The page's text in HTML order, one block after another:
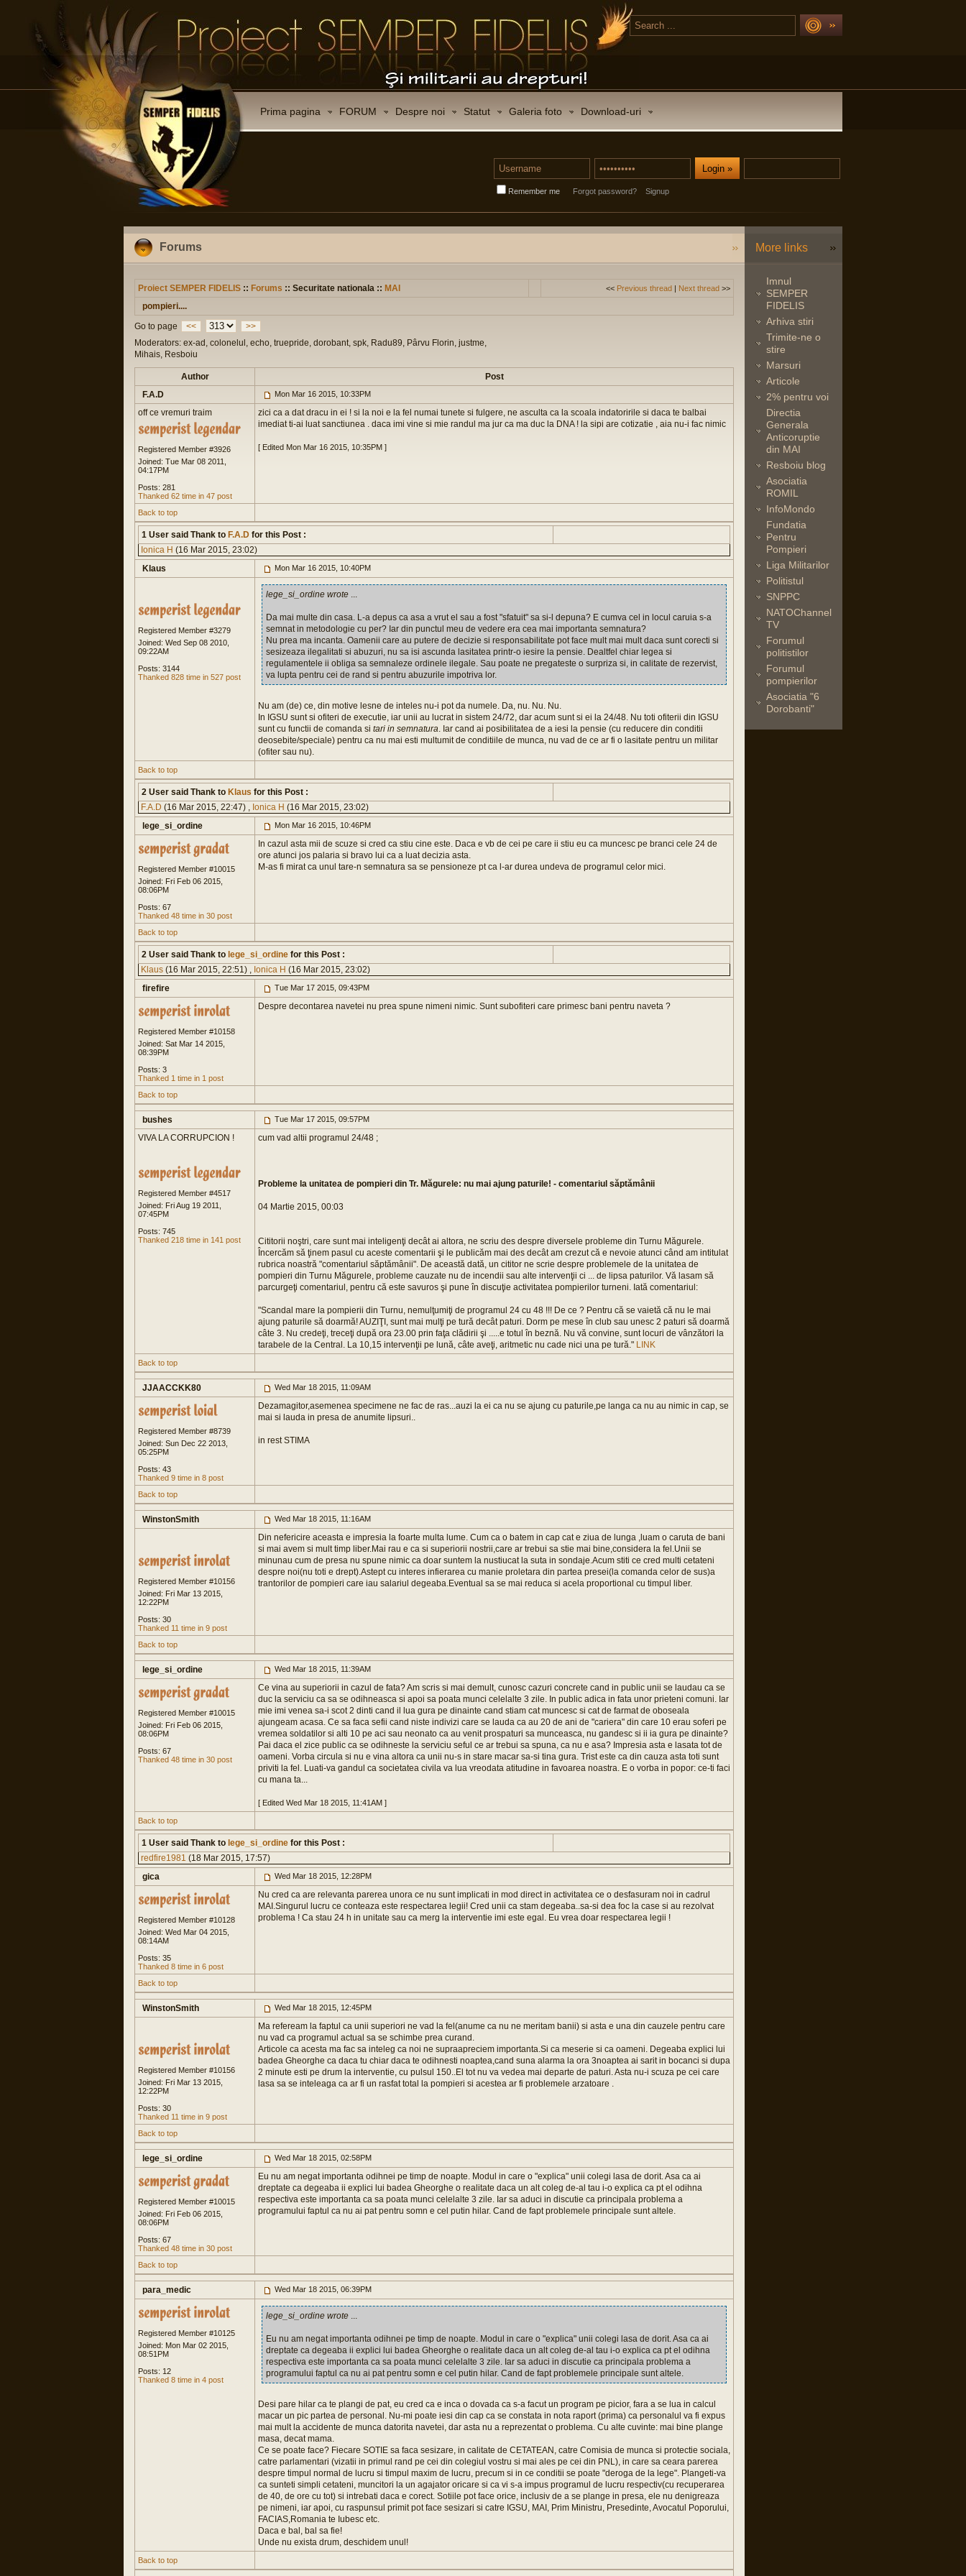
Prima pagina FORUM Despre noi Statut Galeria foto Download-uri
Remember me Forgot password? Signup
Forums
Proiect SEMPER FIDELIS :: Forums :: Securitate nationala :: MAI << Previous thread | Next thread >>
pompieri....
Go to page
<<
>>
Moderators: ex-ad, colonelul, echo, truepride, dorobant, spk, Radu89, Pârvu Florin, justme,
Mihais, Resboiu
Author
Post
F.A.D
Mon Mar 16 2015, 10:33PM
off ce vremuri traim
Registered Member #3926
Joined: Tue Mar 08 2011,
04:17PM
Posts: 281
Thanked 62 time in 47 post
zici ca a dat dracu in ei ! si la noi e la fel numai tunete si fulgere, ne asculta ca la scoala indatoririle si daca te balbai
imediat ti-ai luat sanctiunea . daca imi vine si mie randul ma jur ca ma duc la DNA ! la sipi are cotizatie , aia nu-i fac nimic
[ Edited Mon Mar 16 2015, 10:35PM ]
Back to top
1 User said Thank to F.A.D for this Post :
Ionica H (16 Mar 2015, 23:02)
Klaus
Mon Mar 16 2015, 10:40PM
Registered Member #3279
Joined: Wed Sep 08 2010,
09:22AM
Posts: 3144
Thanked 828 time in 527 post
lege_si_ordine wrote ...
Da mai multe din casa. L-a depus ca asa a vrut el sau a fost "sfatuit" sa si-l depuna? E cumva cel in locul caruia s-a
semnat in metodologie cu per? Iar din punctul meu de vedere era cea mai importanta semnatura?
Nu prea ma incanta. Oamenii care au putere de decizie si responsabilitate pot face mult mai mult daca sunt corecti si
sesizeaza ilegalitati si abuzuri, nu sa isi ascunda lasitatea printr-o iesire la pensie. Dealtfel chiar legea si
regulamentele ii obliga sa semnaleze ordinele ilegale. Sau poate ne pregateste o surpriza si, in calitate de rezervist,
va lupta pentru cei de rand si pentru abuzurile impotriva lor.
Nu am (de) ce, din motive lesne de inteles nu-i pot da numele. Da, nu. Nu. Nu.
In IGSU sunt si ofiteri de executie, iar unii au lucrat in sistem 24/72, dar acum sunt si ei la 24/48. Nu toti ofiterii din IGSU
sunt cu functii de comanda si tari in semnatura. Iar cand ai posibilitatea de a iesi la pensie (cu reducere din conditii
deosebite/speciale) pentru ca nu mai esti multumit de conditiile de munca, nu vad de ce ar fi o lasitate pentru un militar
(ofiter sau nu).
Back to top
2 User said Thank to Klaus for this Post :
F.A.D (16 Mar 2015, 22:47) , Ionica H (16 Mar 2015, 23:02)
lege_si_ordine
Mon Mar 16 2015, 10:46PM
Registered Member #10015
Joined: Fri Feb 06 2015,
08:06PM
Posts: 67
Thanked 48 time in 30 post
In cazul asta mii de scuze si cred ca stiu cine este. Daca e vb de cei pe care ii stiu eu ca muncesc pe branci cele 24 de
ore atunci jos palaria si bravo lui ca a luat decizia asta.
M-as fi mirat ca unul tare-n semnatura sa se pensioneze pt ca l-ar durea undeva de programul celor mici.
Back to top
2 User said Thank to lege_si_ordine for this Post :
Klaus (16 Mar 2015, 22:51) , Ionica H (16 Mar 2015, 23:02)
firefire
Tue Mar 17 2015, 09:43PM
Registered Member #10158
Joined: Sat Mar 14 2015,
08:39PM
Posts: 3
Thanked 1 time in 1 post
Despre decontarea navetei nu prea spune nimeni nimic. Sunt subofiteri care primesc bani pentru naveta ?
Back to top
bushes Tue Mar 17 2015, 09:57PM
VIVA LA CORRUPCION !
Registered Member #4517
Joined: Fri Aug 19 2011,
07:45PM
Posts: 745
Thanked 218 time in 141 post
cum vad altii programul 24/48 ;
Probleme la unitatea de pompieri din Tr. Măgurele: nu mai ajung paturile! - comentariul săptămânii
04 Martie 2015, 00:03
Cititorii noştri, care sunt mai inteligenţi decât ai altora, ne scriu des despre diversele probleme din Turnu Măgurele.
Încercăm să ţinem pasul cu aceste comentarii şi le publicăm mai des decât am crezut că e nevoie atunci când am intitulat
rubrica noastră "comentariul săptămânii". De această dată, un cititor ne scrie despre problemele de la unitatea de
pompieri din Turnu Măgurele, probleme cauzate nu de incendii sau alte intervenţii ci ... de lipsa paturilor. Vă lasam să
parcurgeţi comentariul, pentru că este savuros şi pune în discuţie activitatea pompierilor turneni. Iată comentariul:
"Scandal mare la pompierii din Turnu, nemulţumiţi de programul 24 cu 48 !!! De ce ? Pentru că se vaietă că nu le mai
ajung paturile să doarmă! AUZIŢI, sunt mai mulţi pe tură decât paturi. Dorm pe mese în club sau unesc 2 paturi să doarmă
câte 3. Nu credeţi, treceţi după ora 23.00 prin faţa clădirii şi .....e totul în beznă. Nu vă convine, sunt locuri de vânzători la
tarabele de la Central. La 10,15 intervenţii pe lună, câte aveţi, aritmetic nu cade nici una pe tură." LINK
Back to top
JJAACCKK80 Wed Mar 18 2015, 11:09AM
Registered Member #8739
Joined: Sun Dec 22 2013,
05:25PM
Posts: 43
Thanked 9 time in 8 post
Dezamagitor,asemenea specimene ne fac de ras...auzi la ei ca nu se ajung cu paturile,pe langa ca nu au nimic in cap, se
mai si lauda in presa de anumite lipsuri..
in rest STIMA
Back to top
WinstonSmith Wed Mar 18 2015, 11:16AM
Registered Member #10156
Joined: Fri Mar 13 2015,
12:22PM
Posts: 30
Thanked 11 time in 9 post
Din nefericire aceasta e impresia la foarte multa lume. Cum ca o batem in cap cat e ziua de lunga ,luam o caruta de bani
si mai avem si mult timp liber.Mai rau e ca si superiorii nostrii,care ar trebui sa stie mai bine,considera la fel.Unii se
minunau cum de presa nu spune nimic ca doar suntem la nustiucat la suta in sondaje.Acum stiti ce cred multi cetateni
despre noi(nu toti e drept).Astept cu interes infierarea cu manie proletara din partea presei(la comanda celor de sus)a
trantorilor de pompieri care iau salariul degeaba.Eventual sa se mai reduca si acela proportional cu timpul liber.
Back to top
lege_si_ordine Wed Mar 18 2015, 11:39AM
Registered Member #10015
Joined: Fri Feb 06 2015,
08:06PM
Posts: 67
Thanked 48 time in 30 post
Ce vina au superiorii in cazul de fata? Am scris si mai demult, cunosc cazuri concrete cand in public unii se laudau ca se
duc la serviciu ca sa se odihneasca si apoi sa poata munci celelalte 3 zile. In public adica in fata unor prieteni comuni. Iar
mie imi venea sa-i scot 2 dinti cand il lua gura pe dinainte cand stiam cat muncesc si cat de farmat de oboseala
ajungeam acasa. Ce sa faca sefii cand niste indivizi care se lauda ca au 20 de ani de "cariera" din care 10 erau soferi pe
vremea soldatilor si alti 10 pe aci sau neonato ca au venit prospaturi sa munceasca, nu gandesc si ii ia gura pe dinainte?
Pai daca el zice public ca se odihneste la serviciu seful ce ar trebui sa spuna, ca nu e asa? Impresia asta e lasata tot de
oameni. Vorba circula si nu e vina altora ca unii nu-s in stare macar sa-si tina gura. Trist este ca din cauza asta toti sunt
priviti la fel. Luati-va gandul ca societatea civila va lua vreodata atitudine in favoarea noastra. E o vorba in popor: ce-ti faci
cu mana ta...
[ Edited Wed Mar 18 2015, 11:41AM ]
Back to top
1 User said Thank to lege_si_ordine for this Post :
redfire1981 (18 Mar 2015, 17:57)
gica
Wed Mar 18 2015, 12:28PM
Registered Member #10128
Joined: Wed Mar 04 2015,
08:14AM
Posts: 35
Thanked 8 time in 6 post
Nu cred ca are relevanta parerea unora ce nu sunt implicati in mod direct in activitatea ce o desfasuram noi in cadrul
MAI.Singurul lucru ce conteaza este respectarea legii! Cred unii ca stam degeaba..sa-si dea foc la case si au rezolvat
problema ! Ca stau 24 h in unitate sau ca merg la interventie imi este egal. Eu vrea doar respectarea legii !
Back to top
WinstonSmith Wed Mar 18 2015, 12:45PM
Registered Member #10156
Joined: Fri Mar 13 2015,
12:22PM
Posts: 30
Thanked 11 time in 9 post
Ma refeream la faptul ca unii superiori ne vad la fel(anume ca nu ne meritam banii) si asta e una din cauzele pentru care
nu vad ca programul actual sa se schimbe prea curand.
Articole ca acesta ma fac sa inteleg ca noi ne supraapreciem importanta.Si ca meserie si ca oameni. Degeaba explici lui
badea Gheorghe ca daca tu chiar daca te odihnesti noaptea,cand suna alarma la ora 3noaptea ai sarit in bocanci si dupa
2 minute esti pe drum la interventie, cu pulsul 150..El tot nu va vedea mai departe de paturi. Asta nu-i scuza pe cei care
lasa sa se inteleaga ca ar fi un rasfat total la pompieri si acestea ar fi problemele arzatoare .
Back to top
lege_si_ordine Wed Mar 18 2015, 02:58PM
Registered Member #10015
Joined: Fri Feb 06 2015,
08:06PM
Posts: 67
Thanked 48 time in 30 post
Eu nu am negat importanta odihnei pe timp de noapte. Modul in care o "explica" unii colegi lasa de dorit. Asa ca ai
dreptate ca degeaba ii explici lui badea Gheorghe o realitate daca un alt coleg de-al tau i-o explica ca pt el odihna
respectiva este importanta ca sa poata munci celelalte 3 zile. Iar sa aduci in discutie ca principala problema a
programului faptul ca nu ai pat pentru somn e cel putin hilar. Cand de fapt problemele principale sunt altele.
Back to top
para_medic Wed Mar 18 2015, 06:39PM
Registered Member #10125
Joined: Mon Mar 02 2015,
08:51PM
Posts: 12
Thanked 8 time in 4 post
lege_si_ordine wrote ...
Eu nu am negat importanta odihnei pe timp de noapte. Modul in care o "explica" unii colegi lasa de dorit. Asa ca ai
dreptate ca degeaba ii explici lui badea Gheorghe o realitate daca un alt coleg de-al tau i-o explica ca pt el odihna
respectiva este importanta ca sa poata munci celelalte 3 zile. Iar sa aduci in discutie ca principala problema a
programului faptul ca nu ai pat pentru somn e cel putin hilar. Cand de fapt problemele principale sunt altele.
Desi pare hilar ca te plangi de pat, eu cred ca e inca o dovada ca s-a facut un program pe picior, fara a se lua in calcul
macar un pic partea de personal. Nu-mi poate iesi din cap ca se constata in nota raport (prima) ca personalul va fi expus
mai mult la accidente de munca datorita navetei, dar asta nu a reprezentat o problema. Cu alte cuvinte: mai bine plange
masa, decat mama.
Ce se poate face? Fiecare SOTIE sa faca sesizare, in calitate de CETATEAN, catre Comisia de munca si protectie sociala,
catre parlamentari (vizatii in primul rand pe cei din colegiul vostru si mai ales pe cei din PNL), in care sa ceara parerea
despre timpul normal de lucru si timpul maxim de lucru, precum si in ce conditii se poate "deroga de la lege". Plangeti-va
ca sunteti simpli cetateni, muncitori la un agajator oricare si ca vi s-a impus programul de lucru respectiv(cu recuperarea
de 40, de ore cu tot) si intrebati daca e corect. Sotiile pot face orice, inclusiv de a se plange in presa, ele nu denigreaza
pe nimeni, iar apoi, cu raspunsul primit pot face sesizari si catre IGSU, MAI, Prim Ministru, Presedinte, Avocatul Poporului,
FACIAS,Romania te Iubesc etc.
Daca e bal, bal sa fie!
Unde nu exista drum, deschidem unul!
Back to top
More links
Imnul
SEMPER
FIDELIS
Arhiva stiri
Trimite-ne o
stire
Marsuri
Articole
2% pentru voi
Directia
Generala
Anticoruptie
din MAI
Resboiu blog
Asociatia
ROMIL
InfoMondo
Fundatia
Pentru
Pompieri
Liga Militarilor
Politistul
SNPPC
NATOChannel
TV
Forumul
politistilor
Forumul
pompierilor
Asociatia "6
Dorobanti"